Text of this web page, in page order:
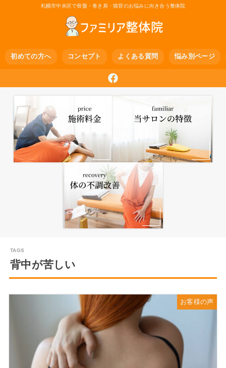
札幌市中央区で骨盤・巻き肩・猫背のお悩みに向き合う整体院
初めての方へ コンセプト よくある質問 悩み別ページ
背中が苦しい
お客様の声